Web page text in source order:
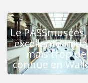
Le
excellente
mais trop
connue en